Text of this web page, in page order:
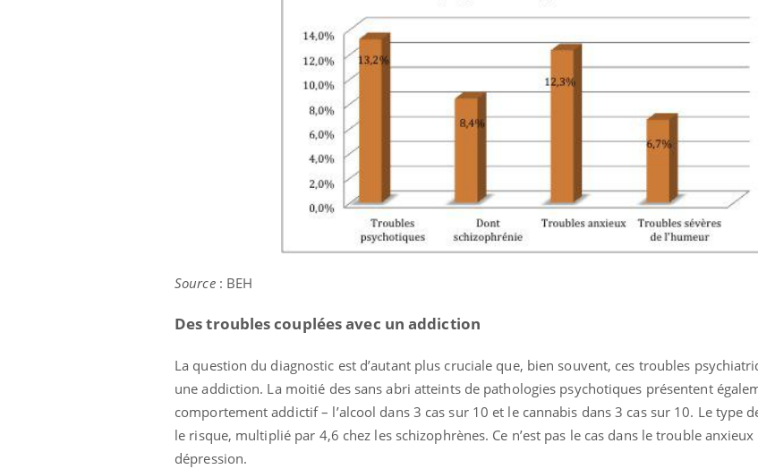
Source : BEH
Des troubles couplées avec un addiction
La question du diagnostic est d’autant plus cruciale que, bien souvent, ces troubles
une addiction. La moitié des sans abri atteints de pathologies psychotiques présentent
comportement addictif – l’alcool dans 3 cas sur 10 et le cannabis dans 3 cas sur 10. Le type
le risque, multiplié par 4,6 chez les schizophrènes. Ce n’est pas le cas dans le trouble
dépression.
En 2026, l'insuline dans le diabète de type 2
reste entourée d'idées reçues chez les
patients comme parfois chez les soignants.
préparer pour l’été !Youtube
L'été arrive… et avec lui, un tout nouveau
rythme de vie ! Vacances, plage, piscine,
soleil, activités en plein air… Nos mains